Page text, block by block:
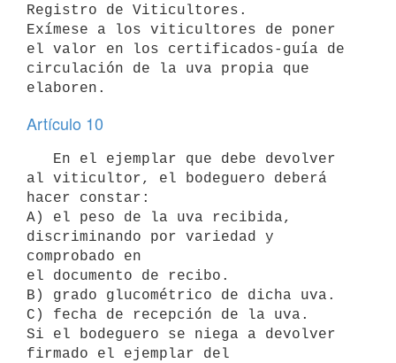
Registro de Viticultores.
Exímese a los viticultores de poner
el valor en los certificados-guía de
circulación de la uva propia que
Artículo 10
al viticultor, el bodeguero deberá
hacer constar:
A) el peso de la uva recibida,
discriminando por variedad y
comprobado en
el documento de recibo.
B) grado glucométrico de dicha uva.
C) fecha de recepción de la uva.
Si el bodeguero se niega a devolver
firmado el ejemplar del